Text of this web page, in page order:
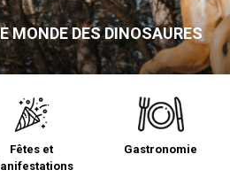
Fêtes et
Gastronomie
MONDE DES DINOSAURES